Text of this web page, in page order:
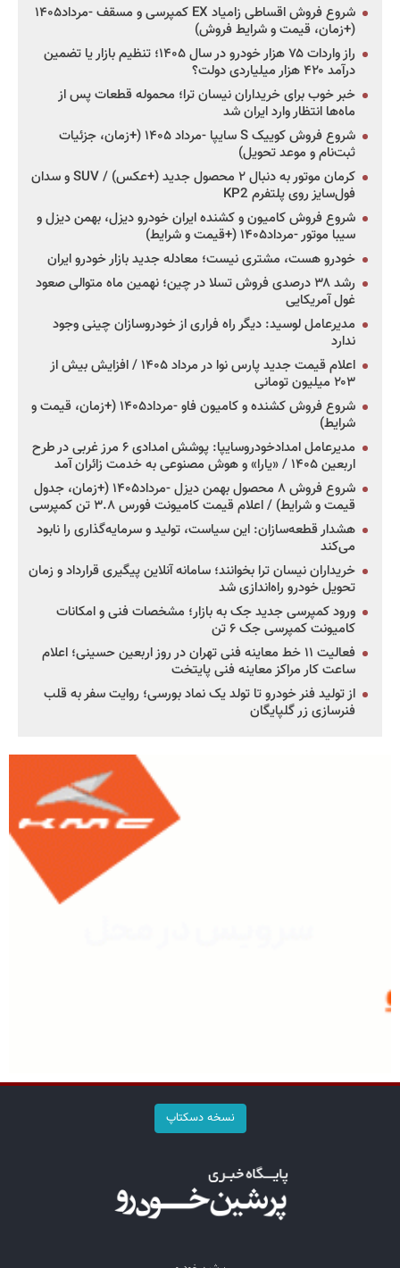
شروع فروش اقساطی زامیاد EX کمپرسی و مسقف -مرداد۱۴۰۵
(+زمان، قیمت و شرایط فروش)
راز واردات ۷۵ هزار خودرو در سال ۱۴۰۵؛ تنظیم بازار یا تضمین
درآمد ۴۲۰ هزار میلیاردی دولت؟
خبر خوب برای خریداران نیسان ترا؛ محموله قطعات پس از
ماه‌ها انتظار وارد ایران شد
شروع فروش کوییک S سایپا -مرداد ۱۴۰۵ (+زمان، جزئیات
ثبت‌نام و موعد تحویل)
کرمان موتور به دنبال ۲ محصول جدید (+عکس) / SUV و سدان
فول‌سایز روی پلتفرم KP2
شروع فروش کامیون و کشنده ایران خودرو دیزل، بهمن دیزل و
سیبا موتور -مرداد۱۴۰۵ (+قیمت و شرایط)
خودرو هست، مشتری نیست؛ معادله جدید بازار خودرو ایران
رشد ۳۸ درصدی فروش تسلا در چین؛ نهمین ماه متوالی صعود
غول آمریکایی
مدیرعامل لوسید: دیگر راه فراری از خودروسازان چینی وجود
ندارد
اعلام قیمت جدید پارس نوا در مرداد ۱۴۰۵ / افزایش بیش از
۲۰۳ میلیون تومانی
شروع فروش کشنده و کامیون فاو -مرداد۱۴۰۵ (+زمان، قیمت و
شرایط)
مدیرعامل امدادخودروسایپا: پوشش امدادی ۶ مرز غربی در طرح
اربعین ۱۴۰۵ / «یارا» و هوش مصنوعی به خدمت زائران آمد
شروع فروش ۸ محصول بهمن دیزل -مرداد۱۴۰۵ (+زمان، جدول
قیمت و شرایط) / اعلام قیمت کامیونت فورس ۳.۸ تن کمپرسی
هشدار قطعه‌سازان: این سیاست، تولید و سرمایه‌گذاری را نابود
می‌کند
خریداران نیسان ترا بخوانند؛ سامانه آنلاین پیگیری قرارداد و زمان
تحویل خودرو راه‌اندازی شد
ورود کمپرسی جدید جک به بازار؛ مشخصات فنی و امکانات
کامیونت کمپرسی جک ۶ تن
فعالیت ۱۱ خط معاینه فنی تهران در روز اربعین حسینی؛ اعلام
ساعت کار مراکز معاینه فنی پایتخت
از تولید فنر خودرو تا تولد یک نماد بورسی؛ روایت سفر به قلب
فنرسازی زر گلپایگان
نسخه دسکتاپ